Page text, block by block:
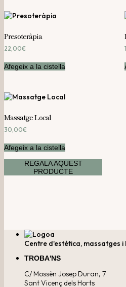
Presoteràpia
22,00€
Afegeix a la cistella
Massatge Local
30,00€
Afegeix a la cistella
REGALA AQUEST
PRODUCTE
Centre d'estètica, massatges
TROBA'NS
C/ Mossèn Josep Duran, 7
Sant Vicenç dels Horts